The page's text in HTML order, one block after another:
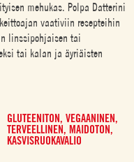
mehukas. Polpa Datterini
vaativiin resepteihin
linssipohjaisen tai
tai kalan ja äyriäisten
GLUTEENITON, VEGAANINEN,
TERVEELLINEN, MAIDOTON,
KASVISRUOKAVALIO